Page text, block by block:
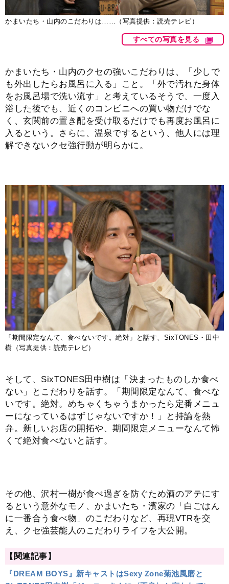
かまいたち・山内のこだわりは……（写真提供：読売テレビ）
すべての写真を見る
かまいたち・山内のクセの強いこだわりは、「少しで
も外出したらお風呂に入る」こと。「外で汚れた身体
をお風呂場で洗い流す」と考えているそうで、一度入
浴した後でも、近くのコンビニへの買い物だけでな
く、玄関前の置き配を受け取るだけでも再度お風呂に
入るという。さらに、温泉でするという、他人には理
解できないクセ強行動が明らかに。
「期間限定なんて、食べないです。絶対」と話す、SixTONES・田中
樹（写真提供：読売テレビ）
そして、SixTONES田中樹は「決まったものしか食べ
ない」とこだわりを話す。「期間限定なんて、食べな
いです。絶対。めちゃくちゃうまかったら定番メニュ
ーになっているはずじゃないですか！」と持論を熱
弁。新しいお店の開拓や、期間限定メニューなんて怖
くて絶対食べないと話す。
その他、沢村一樹が食べ過ぎを防ぐため酒のアテにす
るという意外なモノ、かまいたち・濱家の「白ごはん
に一番合う食べ物」のこだわりなど、再現VTRを交
え、クセ強芸能人のこだわりライフを大公開。
【関連記事】
『DREAM BOYS』新キャストはSexy Zone菊池風磨と